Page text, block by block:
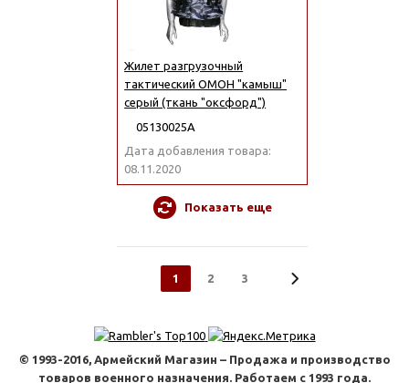
Жилет разгрузочный
тактический ОМОН "камыш"
серый (ткань "оксфорд")
05130025А
Дата добавления товара:
08.11.2020
Показать еще
1 2 3
© 1993-2016, Армейский Магазин – Продажа и производство
товаров военного назначения. Работаем с 1993 года.